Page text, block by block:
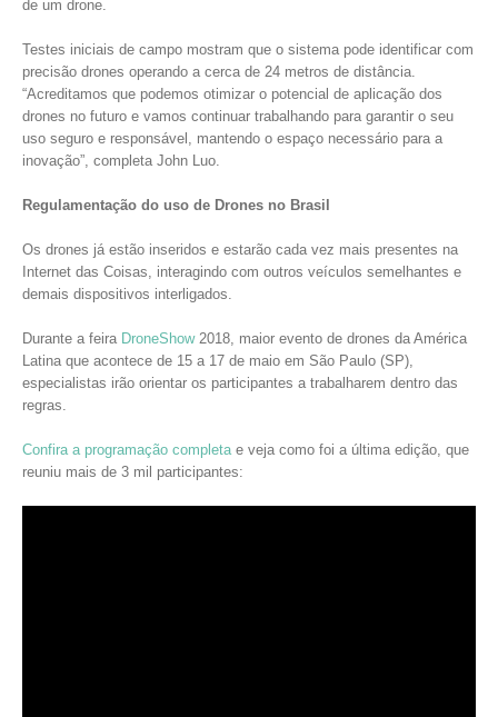
de um drone.
Testes iniciais de campo mostram que o sistema pode identificar com
precisão drones operando a cerca de 24 metros de distância.
“Acreditamos que podemos otimizar o potencial de aplicação dos
drones no futuro e vamos continuar trabalhando para garantir o seu
uso seguro e responsável, mantendo o espaço necessário para a
inovação”, completa John Luo.
Regulamentação do uso de Drones no Brasil
Os drones já estão inseridos e estarão cada vez mais presentes na
Internet das Coisas, interagindo com outros veículos semelhantes e
demais dispositivos interligados.
Durante a feira DroneShow2018, maior evento de drones da América
Latina que acontece de 15 a 17 de maio em São Paulo (SP),
especialistas irão orientar os participantes a trabalharem dentro das
regras.
Confira a programação completa e veja como foi a última edição, que
reuniu mais de 3 mil participantes: